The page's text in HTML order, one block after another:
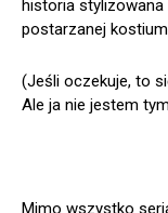
historia
postarzanej
(Jeśli oczekuje, to
Ale ja nie jestem
Mimo wszystko